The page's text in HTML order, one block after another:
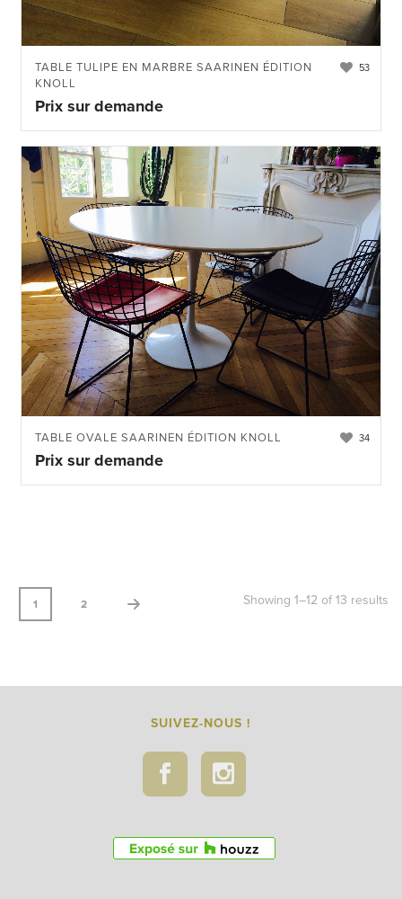
53
TABLE TULIPE EN MARBRE SAARINEN ÉDITION
KNOLL
Prix sur demande
34
TABLE OVALE SAARINEN ÉDITION KNOLL
Prix sur demande
1 2 Showing 1–12 of 13 results
SUIVEZ-NOUS !